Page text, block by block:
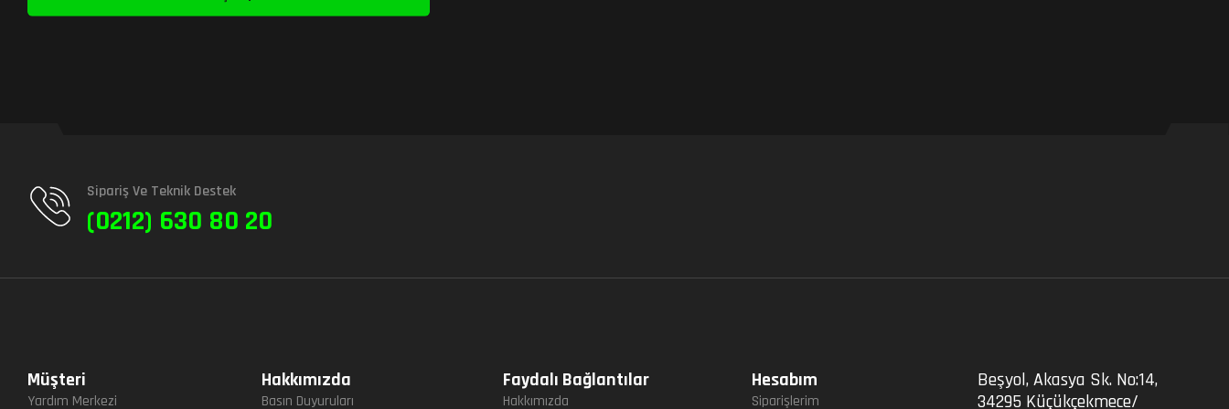
Sipariş Ve Teknik Destek
(0212) 630 80 20
Müşteri
Yardım Merkezi
Hakkımızda
Basın Duyuruları
Faydalı Bağlantılar
Hakkımızda
Hesabım
Siparişlerim
Beşyol, Akasya Sk. No:14,
34295 Küçükçekmece/